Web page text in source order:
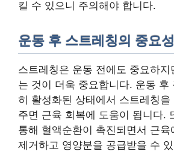
킬 수 있으니 주의해야 합니다.
운동 후 스트레칭의 중요성
스트레칭은 운동 전에도 중요하
는 것이 더욱 중요합니다. 운동 후
히 활성화된 상태에서 스트레칭을
주면 근육 회복에 도움이 됩니다.
통해 혈액순환이 촉진되면서 근육
제거하고 영양분을 공급받을 수